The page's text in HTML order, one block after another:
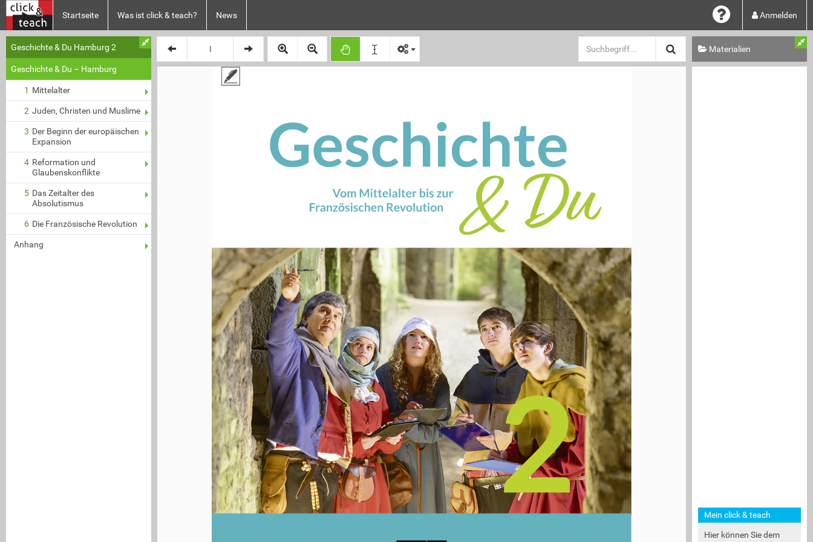
Startseite Was ist click & teach? News Anmelden
Geschichte & Du Hamburg 2
Geschichte & Du – Hamburg
1 Mittelalter
2 Juden, Christen und Muslime
3 Der Beginn der europäischen
Expansion
4 Reformation und
Glaubenskonflikte
5 Das Zeitalter des
Absolutismus
6 Die Französische Revolution
Anhang
Plan XY Materialien
Mein click & teach
Hier können Sie dem